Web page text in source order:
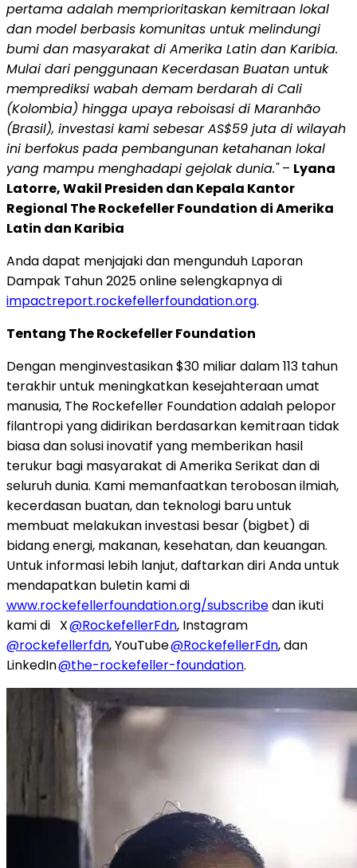
pertama adalah memprioritaskan kemitraan lokal
dan model berbasis komunitas untuk melindungi
bumi dan masyarakat di Amerika Latin dan Karibia.
Mulai dari penggunaan Kecerdasan Buatan untuk
memprediksi wabah demam berdarah di Cali
(Kolombia) hingga upaya reboisasi di Maranhão
(Brasil), investasi kami sebesar AS$59 juta di wilayah
ini berfokus pada pembangunan ketahanan lokal
yang mampu menghadapi gejolak dunia."– Lyana
Latorre, Wakil Presiden dan Kepala Kantor
Regional The Rockefeller Foundation di Amerika
Latin dan Karibia
Anda dapat menjajaki dan mengunduh Laporan
Dampak Tahun 2025 online selengkapnya di
impactreport.rockefellerfoundation.org.
Tentang The Rockefeller Foundation
Dengan menginvestasikan $30 miliar dalam 113 tahun
terakhir untuk meningkatkan kesejahteraan umat
manusia, The Rockefeller Foundation adalah pelopor
filantropi yang didirikan berdasarkan kemitraan tidak
biasa dan solusi inovatif yang memberikan hasil
terukur bagi masyarakat di Amerika Serikat dan di
seluruh dunia. Kami memanfaatkan terobosan ilmiah,
kecerdasan buatan, dan teknologi baru untuk
membuat melakukan investasi besar (bigbet) di
bidang energi, makanan, kesehatan, dan keuangan.
Untuk informasi lebih lanjut, daftarkan diri Anda untuk
mendapatkan buletin kami di
www.rockefellerfoundation.org/subscribedan ikuti
kami di X@RockefellerFdn, Instagram
@rockefellerfdn, YouTube@RockefellerFdn, dan
LinkedIn@the-rockefeller-foundation.